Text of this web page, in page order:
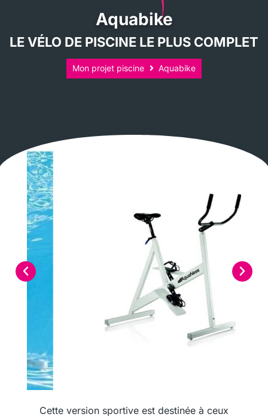
Aquabike
LE VÉLO DE PISCINE LE PLUS COMPLET
Mon projet piscine Aquabike
Cette version sportive est destinée à ceux